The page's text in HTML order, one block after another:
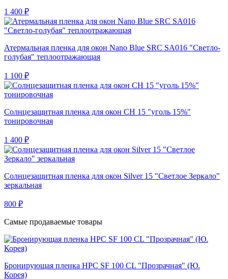
1 400 ₽
Атермальная пленка для окон Nano Blue SRC SA016 "Светло-
голубая" теплоотражающая
1 100 ₽
Солнцезащитная пленка для окон CH 15 "уголь 15%"
тонировочная
1 400 ₽
Солнцезащитная пленка для окон Silver 15 "Светлое Зеркало"
зеркальная
800 ₽
Самые продаваемые товары
Бронирующая пленка HPC SF 100 CL "Прозрачная" (Ю.
Корея)